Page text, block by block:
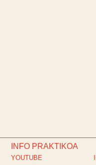
YOUTUBE
INFO PRAKTIKOA